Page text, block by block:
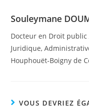
Souleymane
Docteur en Droit public
Juridique,
Houphouët-Boigny de
VOUS DEVRIEZ